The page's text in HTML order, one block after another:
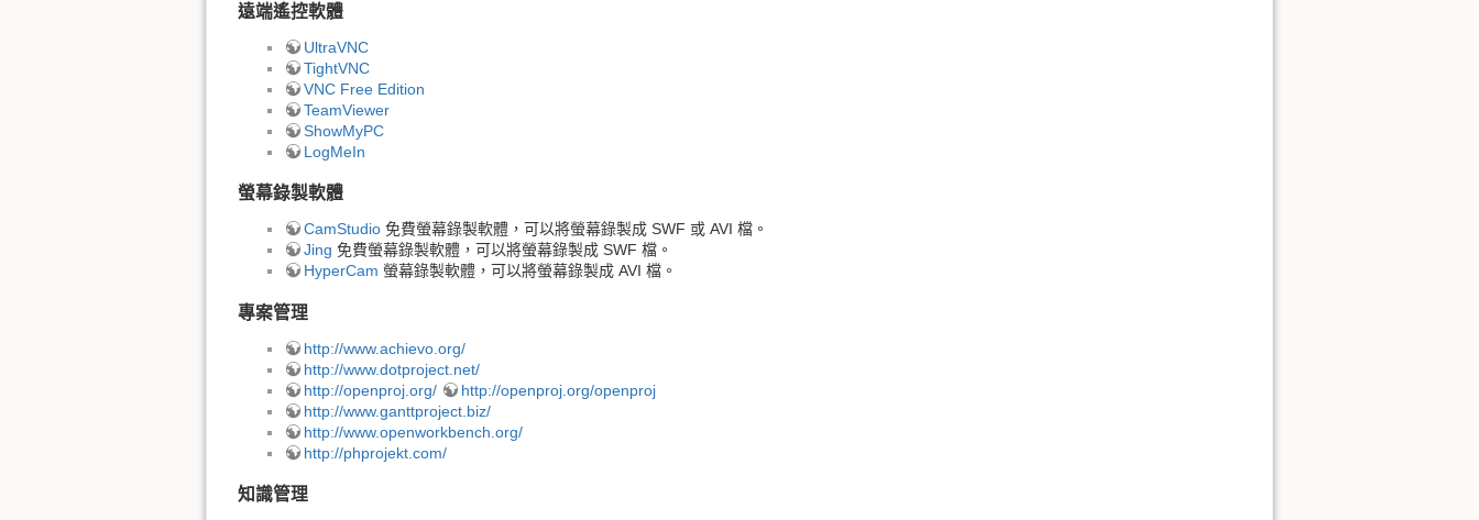
遠端遙控軟體
UltraVNC
TightVNC
VNC Free Edition
TeamViewer
ShowMyPC
LogMeIn
螢幕錄製軟體
CamStudio 免費螢幕錄製軟體，可以將螢幕錄製成 SWF 或 AVI 檔。
Jing 免費螢幕錄製軟體，可以將螢幕錄製成 SWF 檔。
HyperCam 螢幕錄製軟體，可以將螢幕錄製成 AVI 檔。
專案管理
http://www.achievo.org/
http://www.dotproject.net/
http://openproj.org/
http://openproj.org/openproj
http://www.ganttproject.biz/
http://www.openworkbench.org/
http://phprojekt.com/
知識管理